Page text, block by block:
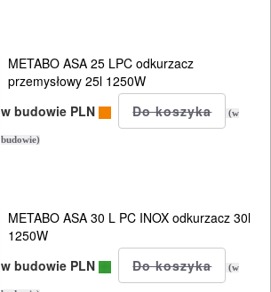
METABO ASA 25 LPC odkurzacz
przemysłowy 25l 1250W
w budowie PLN
(w
budowie)
METABO ASA 30 L PC INOX odkurzacz 30l
1250W
w budowie PLN
(w